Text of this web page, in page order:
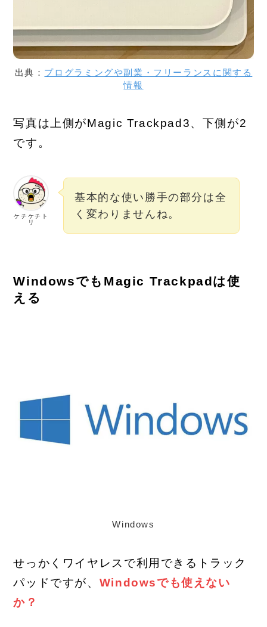
出典： プログラミングや副業・フリーランスに関する
情報
写真は上側がMagic Trackpad3、下側が2
です。
ケチケチト
リ
基本的な使い勝手の部分は全
く変わりませんね。
WindowsでもMagic Trackpadは使
える
Windows
せっかくワイヤレスで利用できるトラック
パッドですが、 Windowsでも使えない
か？